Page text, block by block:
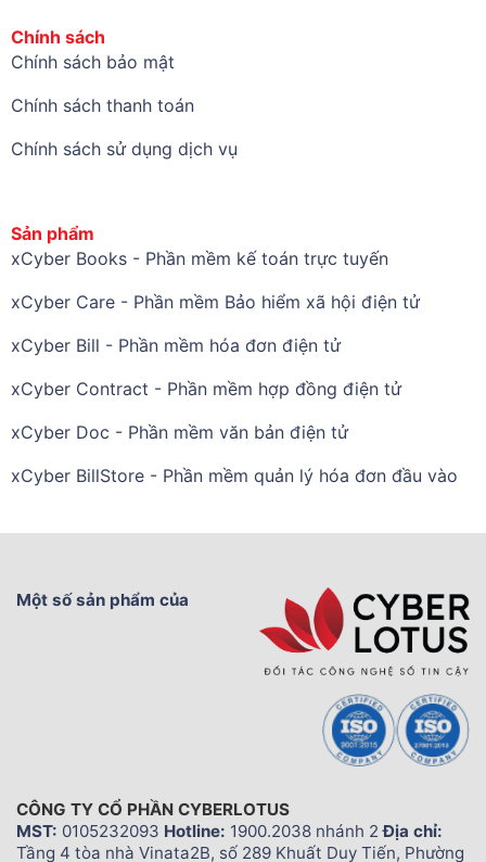
Chính sách
Chính sách bảo mật
Chính sách thanh toán
Chính sách sử dụng dịch vụ
Sản phẩm
xCyber Books - Phần mềm kế toán trực tuyến
xCyber Care - Phần mềm Bảo hiểm xã hội điện tử
xCyber Bill - Phần mềm hóa đơn điện tử
xCyber Contract - Phần mềm hợp đồng điện tử
xCyber Doc - Phần mềm văn bản điện tử
xCyber BillStore - Phần mềm quản lý hóa đơn đầu vào
Một số sản phẩm của
CÔNG TY CỔ PHẦN CYBERLOTUS
MST: 0105232093 Hotline: 1900.2038 nhánh 2Địa chỉ:
Tầng 4 tòa nhà Vinata2B, số 289 Khuất Duy Tiến, Phường